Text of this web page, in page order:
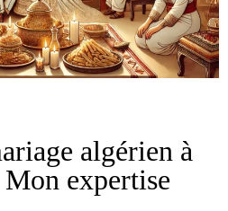
algérien à
expertise